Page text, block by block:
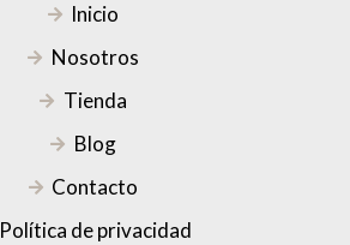
Inicio
Nosotros
Tienda
Blog
Contacto
Política de privacidad